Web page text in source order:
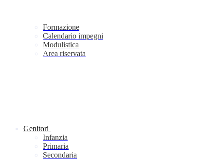
Formazione
Calendario impegni
Modulistica
Area riservata
Genitori
Infanzia
Primaria
Secondaria